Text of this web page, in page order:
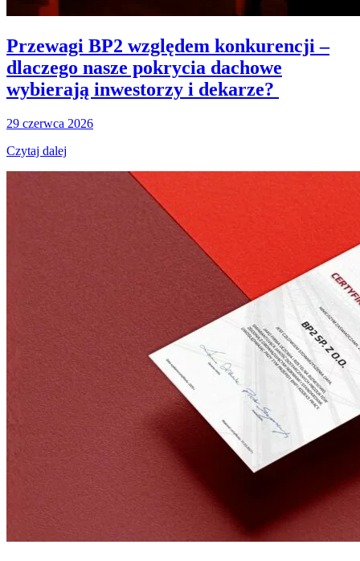
Przewagi BP2 względem konkurencji –
dlaczego nasze pokrycia dachowe
wybierają inwestorzy i dekarze?
29 czerwca 2026
Czytaj dalej